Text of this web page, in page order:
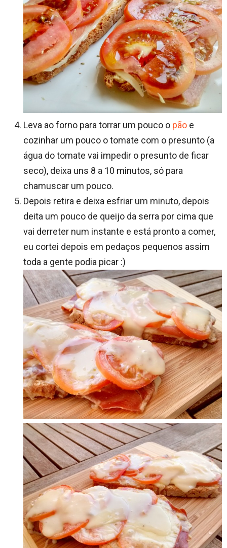
Leva ao forno para torrar um pouco o pão e
cozinhar um pouco o tomate com o presunto (a
água do tomate vai impedir o presunto de ficar
seco), deixa uns 8 a 10 minutos, só para
chamuscar um pouco.
Depois retira e deixa esfriar um minuto, depois
deita um pouco de queijo da serra por cima que
vai derreter num instante e está pronto a comer,
eu cortei depois em pedaços pequenos assim
toda a gente podia picar :)